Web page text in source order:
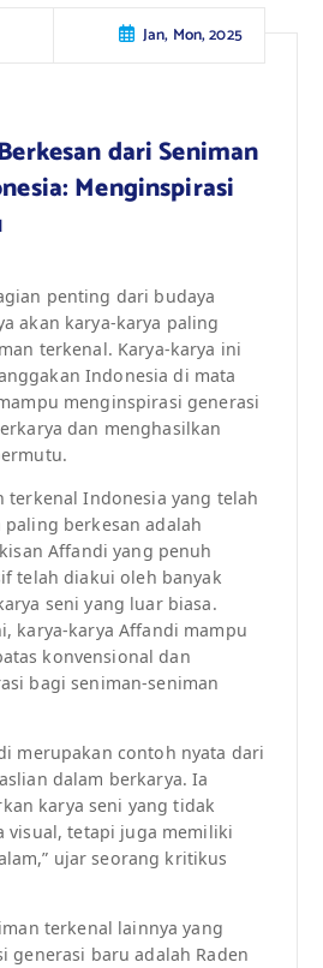
Jan, Mon, 2025
dari Seniman
Menginspirasi
penting dari budaya
akan karya-karya paling
terkenal. Karya-karya ini
Indonesia di mata
menginspirasi generasi
dan menghasilkan
terkenal Indonesia yang telah
berkesan adalah
Affandi yang penuh
telah diakui oleh banyak
seni yang luar biasa.
karya-karya Affandi mampu
konvensional dan
bagi seniman-seniman
merupakan contoh nyata dari
dalam berkarya. Ia
karya seni yang tidak
visual, tetapi juga memiliki
ujar seorang kritikus
terkenal lainnya yang
generasi baru adalah Raden